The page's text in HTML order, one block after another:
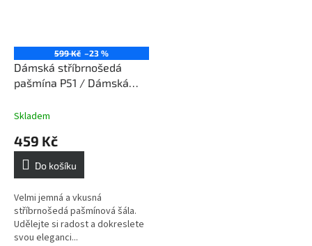
599 Kč –23 %
Dámská stříbrnošedá
pašmína P51 / Dámská
Skladem
459 Kč
Do košíku
Velmi jemná a vkusná
stříbrnošedá pašmínová šála.
Udělejte si radost a dokreslete
svou eleganci...